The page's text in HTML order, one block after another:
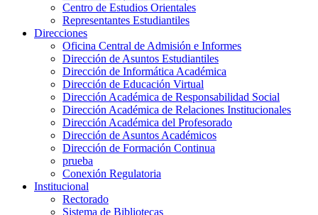
Centro de Estudios Orientales
Representantes Estudiantiles
Direcciones
Oficina Central de Admisión e Informes
Dirección de Asuntos Estudiantiles
Dirección de Informática Académica
Dirección de Educación Virtual
Dirección Académica de Responsabilidad Social
Dirección Académica de Relaciones Institucionales
Dirección Académica del Profesorado
Dirección de Asuntos Académicos
Dirección de Formación Continua
prueba
Conexión Regulatoria
Institucional
Rectorado
Sistema de Bibliotecas